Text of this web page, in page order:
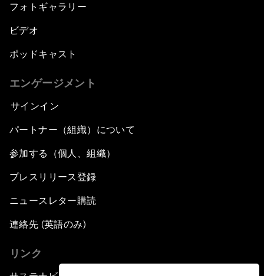
フォトギャラリー
ビデオ
ポッドキャスト
エンゲージメント
サインイン
パートナー（組織）について
参加する（個人、組織）
プレスリリース登録
ニュースレター購読
連絡先 (英語のみ)
リンク